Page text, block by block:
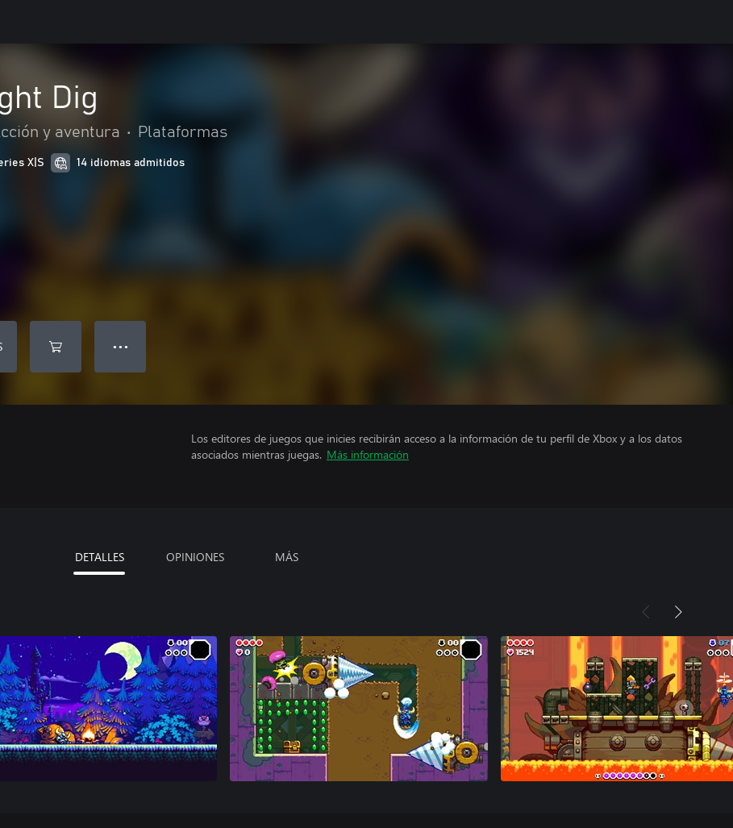
Dig
y aventura • Plataformas
X|S 14 idiomas admitidos
● ● ●
Los editores de juegos que inicies recibirán acceso a la información de tu perfil de Xbox y a los datos
asociados mientras juegas. Más información
DETALLES OPINIONES MÁS